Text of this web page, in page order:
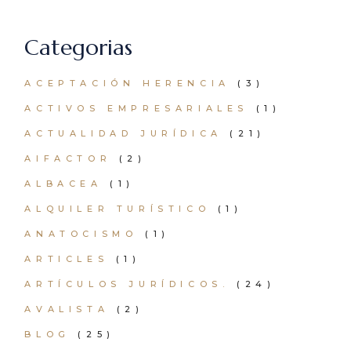
Categorias
ACEPTACIÓN HERENCIA (3)
ACTIVOS EMPRESARIALES (1)
ACTUALIDAD JURÍDICA (21)
AIFACTOR (2)
ALBACEA (1)
ALQUILER TURÍSTICO (1)
ANATOCISMO (1)
ARTICLES (1)
ARTÍCULOS JURÍDICOS. (24)
AVALISTA (2)
BLOG (25)